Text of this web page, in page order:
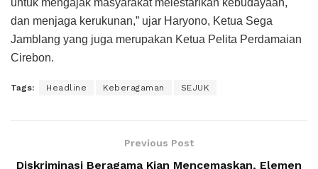
dan menjaga kerukunan,” ujar Haryono, Ketua Sega
Jamblang yang juga merupakan Ketua Pelita Perdamaian
Cirebon.
Tags: Headline Keberagaman SEJUK
Previous Post
Diskriminasi Beragama Kian Mencemaskan, Elemen